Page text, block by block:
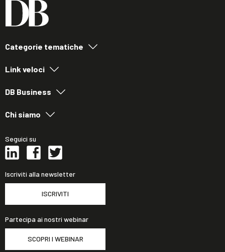
Categorie tematiche
Link veloci
DB Business
Chi siamo
Seguici su
Iscriviti alla newsletter
ISCRIVITI
Partecipa ai nostri webinar
SCOPRI I WEBINAR